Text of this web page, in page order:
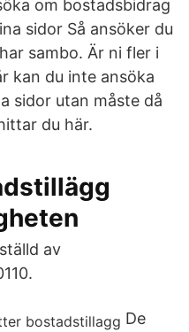
om bostadsbidrag
sidor Så ansöker du
sambo. Är ni fler i
kan du inte ansöka
sidor utan måste då
du här.
av
De